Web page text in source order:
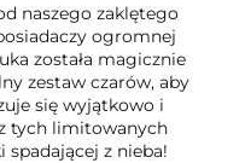
naszego zaklętego
ogromnej
została magicznie
zestaw czarów, aby
się wyjątkowo i
tych limitowanych
spadającej z nieba!